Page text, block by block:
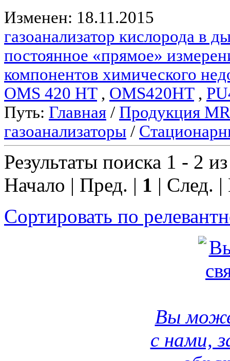
Изменен: 18.11.2015
газоанализатор кислорода в
постоянное «прямое»
компонентов химического
OMS 420 HT, OMS420HT,
Путь: Главная / Продукция
газоанализаторы /
Результаты поиска 1 - 2
Начало | Пред. | 1 | След.
Сортировать по
Вы
с нами,